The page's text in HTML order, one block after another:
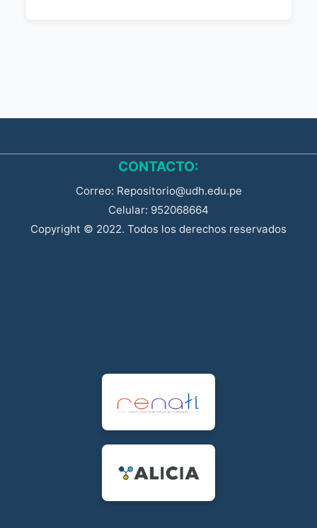
CONTACTO:
Correo: Repositorio@udh.edu.pe
Celular: 952068664
Copyright © 2022. Todos los derechos reservados